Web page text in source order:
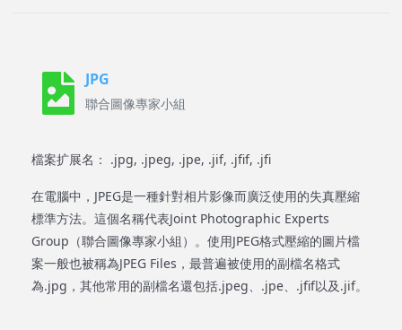
JPG
聯合圖像專家小組
檔案扩展名： .jpg, .jpeg, .jpe, .jif, .jfif, .jfi
在電腦中，JPEG是一種針對相片影像而廣泛使用的失真壓縮
標準方法。這個名稱代表Joint Photographic Experts
Group（聯合圖像專家小組）。使用JPEG格式壓縮的圖片檔
案一般也被稱為JPEG Files，最普遍被使用的副檔名格式
為.jpg，其他常用的副檔名還包括.jpeg、.jpe、.jfif以及.jif。